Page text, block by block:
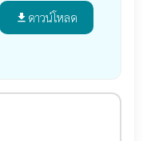
file_download ดาวน์โหลด